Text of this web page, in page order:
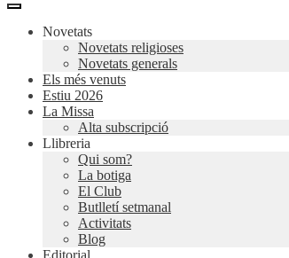
Novetats
Novetats religioses
Novetats generals
Els més venuts
Estiu 2026
La Missa
Alta subscripció
Llibreria
Qui som?
La botiga
El Club
Butlletí setmanal
Activitats
Blog
Editorial